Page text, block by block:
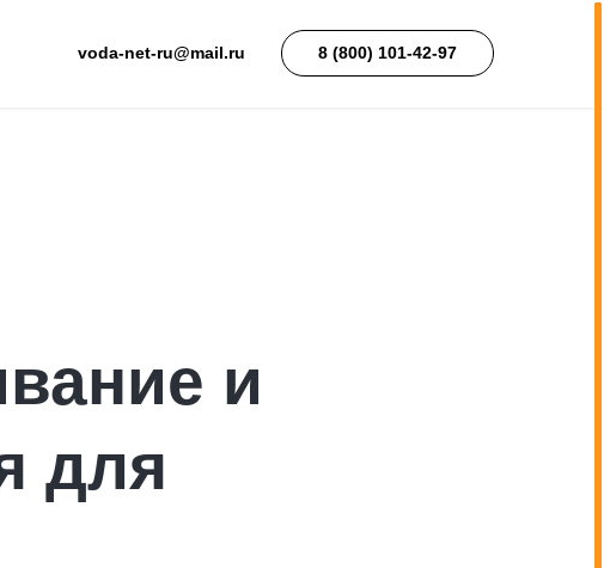
voda-net-ru@mail.ru 8 (800) 101-42-97
и
для